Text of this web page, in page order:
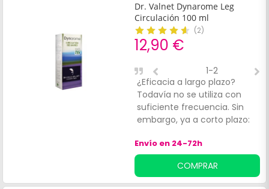
Dr. Valnet Dynarome Leg
Circulación 100 ml
(2)
12,90 €
¿Eficacia a largo plazo?
Todavía no se utiliza con
suficiente frecuencia. Sin
embargo, ya a corto plazo:
frescura, no grasa y muy
buen olor. Los productos del
Dr. Valnet nunca me han
decepcionado. Una
1-2
Envío en 24-72h
COMPRAR